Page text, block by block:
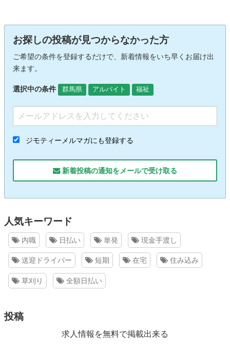
お探しの投稿が見つからなかった方
ご希望の条件を登録するだけで、新着情報をいち早くお届け出
来ます。
選択中の条件 群馬県 アルバイト 福祉
ジモティーメルマガにも登録する
新着投稿の通知をメールで受け取る
人気キーワード
内職 日払い 単発 現金手渡し
送迎ドライバー 短期 在宅 住み込み
草刈り 全額日払い
投稿
求人情報を無料で掲載出来る